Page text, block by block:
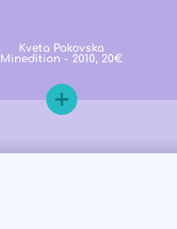
Kveta Pakovska
Minedition - 2010, 20€